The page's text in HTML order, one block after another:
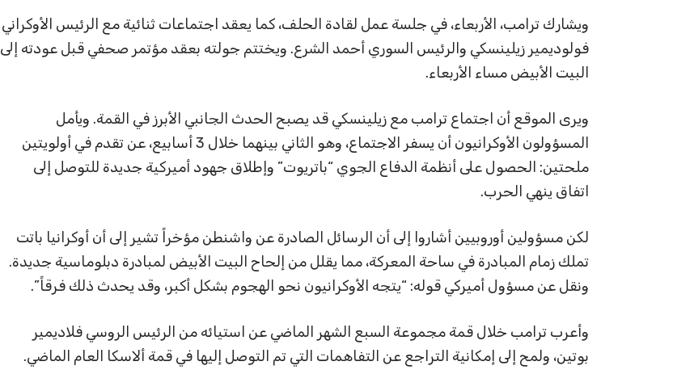
ويشارك ترامب، الأربعاء، في جلسة عمل لقادة الحلف، كما يعقد اجتماعات ثنائية مع الرئيس الأوكراني
فولوديمير زيلينسكي والرئيس السوري أحمد الشرع. ويختتم جولته بعقد مؤتمر صحفي قبل عودته إلى
البيت الأبيض مساء الأربعاء.
ويرى الموقع أن اجتماع ترامب مع زيلينسكي قد يصبح الحدث الجانبي الأبرز في القمة. ويأمل
المسؤولون الأوكرانيون أن يسفر الاجتماع، وهو الثاني بينهما خلال 3 أسابيع، عن تقدم في أولويتين
ملحتين: الحصول على أنظمة الدفاع الجوي “باتريوت” وإطلاق جهود أميركية جديدة للتوصل إلى
اتفاق ينهي الحرب.
لكن مسؤولين أوروبيين أشاروا إلى أن الرسائل الصادرة عن واشنطن مؤخراً تشير إلى أن أوكرانيا باتت
تملك زمام المبادرة في ساحة المعركة، مما يقلل من إلحاح البيت الأبيض لمبادرة دبلوماسية جديدة.
ونقل عن مسؤول أميركي قوله: “يتجه الأوكرانيون نحو الهجوم بشكل أكبر، وقد يحدث ذلك فرقاً”.
وأعرب ترامب خلال قمة مجموعة السبع الشهر الماضي عن استيائه من الرئيس الروسي فلاديمير
بوتين، ولمح إلى إمكانية التراجع عن التفاهمات التي تم التوصل إليها في قمة ألاسكا العام الماضي.